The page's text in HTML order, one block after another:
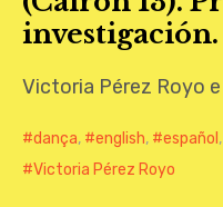
investigación.
Victoria Pérez Royo
dança, english, español ,
Victoria Pérez Royo